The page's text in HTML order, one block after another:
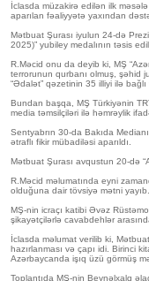
İclasda müzakirə edilən ilk
aparılan fəaliyyətə yaxından
Mətbuat Şurası iyulun 24-də
2025)” yubiley medalının təsis
R.Məcid onu da deyib ki, MŞ
terrorunun qurbanı olmuş, şəhid
“Ədalət” qəzetinin 35 illiyi ilə
Bundan başqa, MŞ Türkiyənin
media təmsilçiləri ilə həmrəylik
Sentyabrın 30-da Bakıda
ətraflı fikir mübadiləsi aparıldı.
Mətbuat Şurası avqustun 20-də
R.Məcid məlumatında eyni
olduğuna dair tövsiyə mətni yayıb.
MŞ-nin icraçı katibi Əvəz
şikayətçilərlə cavabdehlər
İclasda məlumat verilib ki,
hazırlanması və çapı idi. Birinci
Azərbaycanda işıq üzü görmüş
Toplantıda MŞ-nin Beynəlxalq